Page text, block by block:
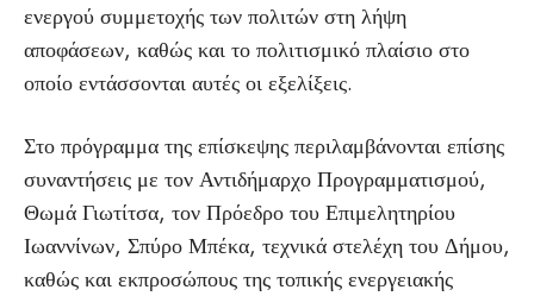
ενεργού συμμετοχής των πολιτών στη λήψη
αποφάσεων, καθώς και το πολιτισμικό πλαίσιο στο
οποίο εντάσσονται αυτές οι εξελίξεις.
Στο πρόγραμμα της επίσκεψης περιλαμβάνονται επίσης
συναντήσεις με τον Αντιδήμαρχο Προγραμματισμού,
Θωμά Γιωτίτσα, τον Πρόεδρο του Επιμελητηρίου
Ιωαννίνων, Σπύρο Μπέκα, τεχνικά στελέχη του Δήμου,
καθώς και εκπροσώπους της τοπικής ενεργειακής